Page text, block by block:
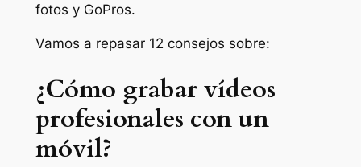
fotos y GoPros.
Vamos a repasar 12 consejos sobre:
¿Cómo grabar vídeos
profesionales con un
móvil?